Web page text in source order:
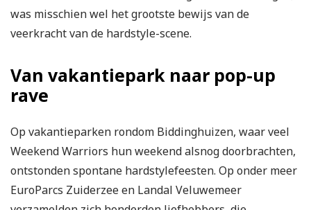
was misschien wel het grootste bewijs van de
veerkracht van de hardstyle-scene.
Van vakantiepark naar pop-up
rave
Op vakantieparken rondom Biddinghuizen, waar veel
Weekend Warriors hun weekend alsnog doorbrachten,
ontstonden spontane hardstylefeesten. Op onder meer
EuroParcs Zuiderzee en Landal Veluwemeer